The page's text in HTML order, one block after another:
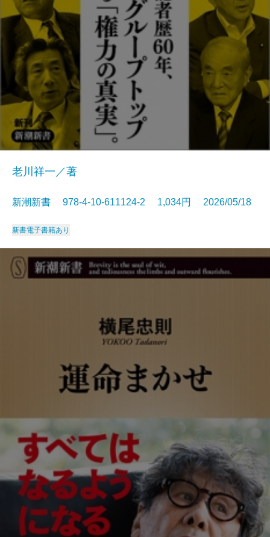
老川祥一／著
新潮新書 978-4-10-611124-2 1,034円 2026/05/18
新書電子書籍あり